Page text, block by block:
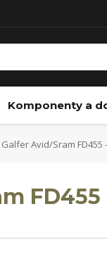
Komponenty a
Avid/Sram FD455
FD455